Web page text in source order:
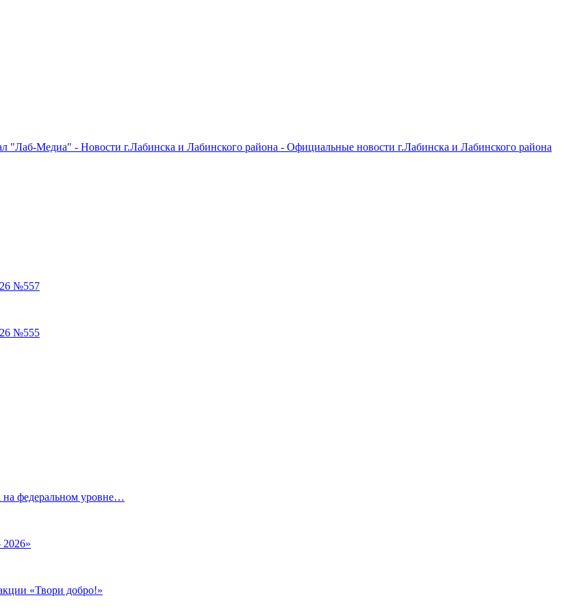
"Лаб-Медиа" - Новости г.Лабинска и Лабинского района - Официальные новости г.Лабинска и Лабинского района
№557
№555
федеральном уровне…
«Твори добро!»